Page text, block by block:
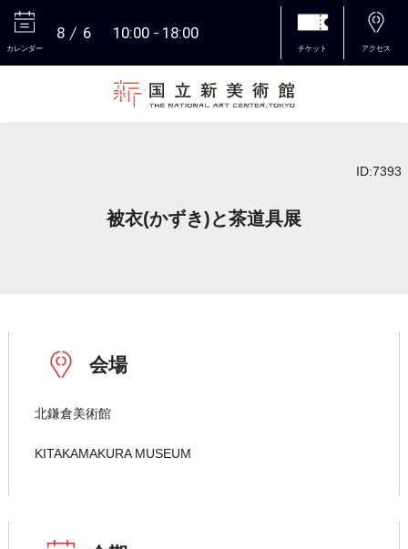
カレンダー
8 6 10:00 18:00
チケット アクセス
ID:7393
被衣(かずき)と茶道具展
会場
北鎌倉美術館
KITAKAMAKURA MUSEUM